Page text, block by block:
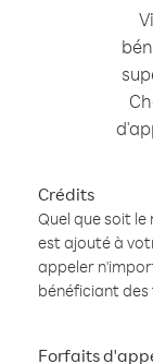
Crédits
Quel que soit
est ajouté à
appeler
bénéficiant
Forfaits